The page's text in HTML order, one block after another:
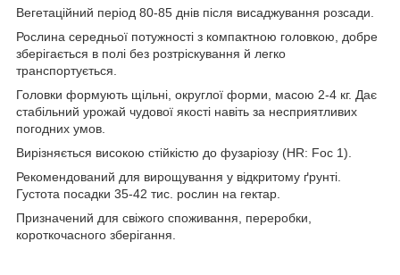
Вегетаційний період 80-85 днів після висаджування розсади.
Рослина середньої потужності з компактною головкою, добре
зберігається в полі без розтріскування й легко
транспортується.
Головки формують щільні, округлої форми, масою 2-4 кг. Дає
стабільний урожай чудової якості навіть за несприятливих
погодних умов.
Вирізняється високою стійкістю до фузаріозу (HR: Foc 1).
Рекомендований для вирощування у відкритому ґрунті.
Густота посадки 35-42 тис. рослин на гектар.
Призначений для свіжого споживання, переробки,
короткочасного зберігання.